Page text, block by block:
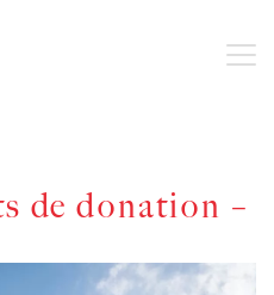
de donation –